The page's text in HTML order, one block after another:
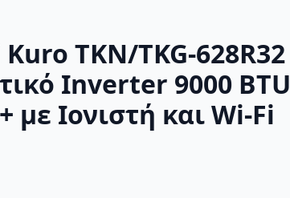
TKN/TKG-628R32
Inverter 9000 BTU
με Ιονιστή και Wi-Fi